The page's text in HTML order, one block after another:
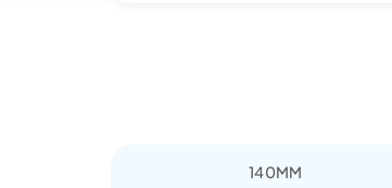
140MM